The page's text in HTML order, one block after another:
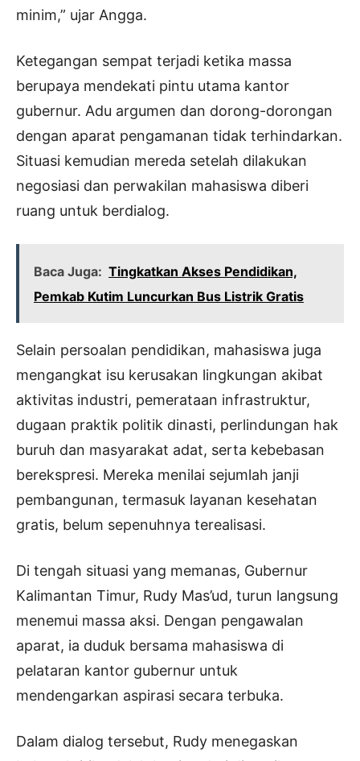
minim,” ujar Angga.
Ketegangan sempat terjadi ketika massa
berupaya mendekati pintu utama kantor
gubernur. Adu argumen dan dorong-dorongan
dengan aparat pengamanan tidak terhindarkan.
Situasi kemudian mereda setelah dilakukan
negosiasi dan perwakilan mahasiswa diberi
ruang untuk berdialog.
Baca Juga: Tingkatkan Akses Pendidikan,
Pemkab Kutim Luncurkan Bus Listrik Gratis
Selain persoalan pendidikan, mahasiswa juga
mengangkat isu kerusakan lingkungan akibat
aktivitas industri, pemerataan infrastruktur,
dugaan praktik politik dinasti, perlindungan hak
buruh dan masyarakat adat, serta kebebasan
berekspresi. Mereka menilai sejumlah janji
pembangunan, termasuk layanan kesehatan
gratis, belum sepenuhnya terealisasi.
Di tengah situasi yang memanas, Gubernur
Kalimantan Timur, Rudy Mas’ud, turun langsung
menemui massa aksi. Dengan pengawalan
aparat, ia duduk bersama mahasiswa di
pelataran kantor gubernur untuk
mendengarkan aspirasi secara terbuka.
Dalam dialog tersebut, Rudy menegaskan